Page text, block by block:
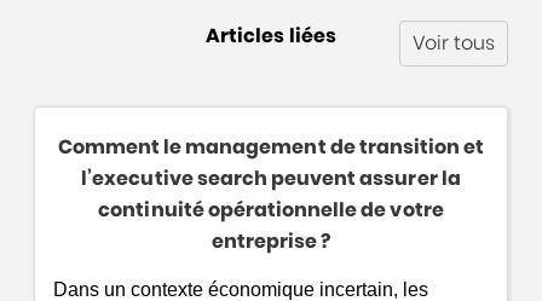
Articles liées Voir tous
Comment le management de transition et
l’executive search peuvent assurer la
continuité opérationnelle de votre
entreprise ?
Dans un contexte économique incertain, les